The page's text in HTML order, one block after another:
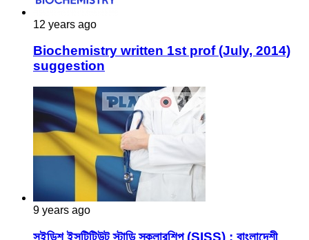
12 years ago
Biochemistry written 1st prof (July, 2014)
suggestion
9 years ago
সুইডিশ ইন্সটিটিউট স্টাডি স্কলারশিপ (SISS) : বাংলাদেশী